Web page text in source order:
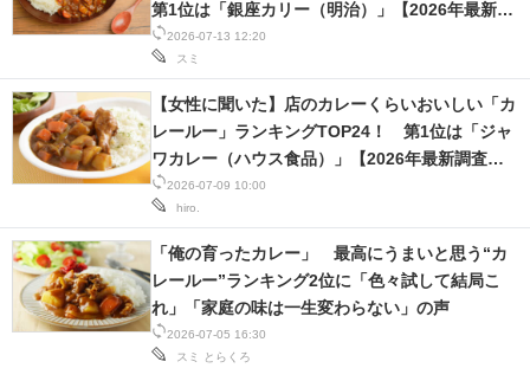
ちょっと気になるネットの話題
2026-07-13 12:20
スミ
第1位は「銀座カリー（明治）」【2026年最新調
査結果】
2026-07-09 10:00
hiro.
【女性に聞いた】店のカレーくらいおいしい「カ
レールー」ランキングTOP24！ 第1位は「ジャ
ワカレー（ハウス食品）」【2026年最新調査結
果】
2026-07-05 16:30
スミ
とらくろ
「俺の育ったカレー」 最高にうまいと思う“カ
レールー”ランキング2位に「色々試して結局こ
れ」「家庭の味は一生変わらない」の声